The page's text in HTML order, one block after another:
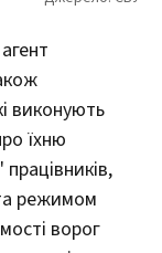
виконують
їхню
режимом
ворог